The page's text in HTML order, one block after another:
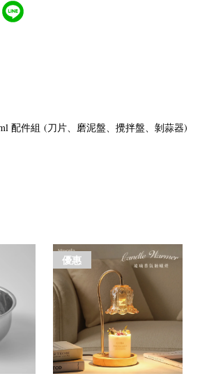
配件組 (刀片、磨泥盤、攪拌盤、剝蒜器)
優惠